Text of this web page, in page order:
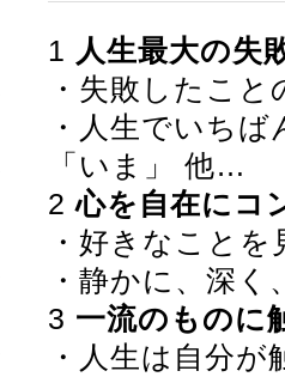
1 人生最大の失
・失敗したこ
・人生でいち
「いま」 他…
2心を自在にコ
・好きなこと
・静かに、深
3 一流のものに
・人生は自分